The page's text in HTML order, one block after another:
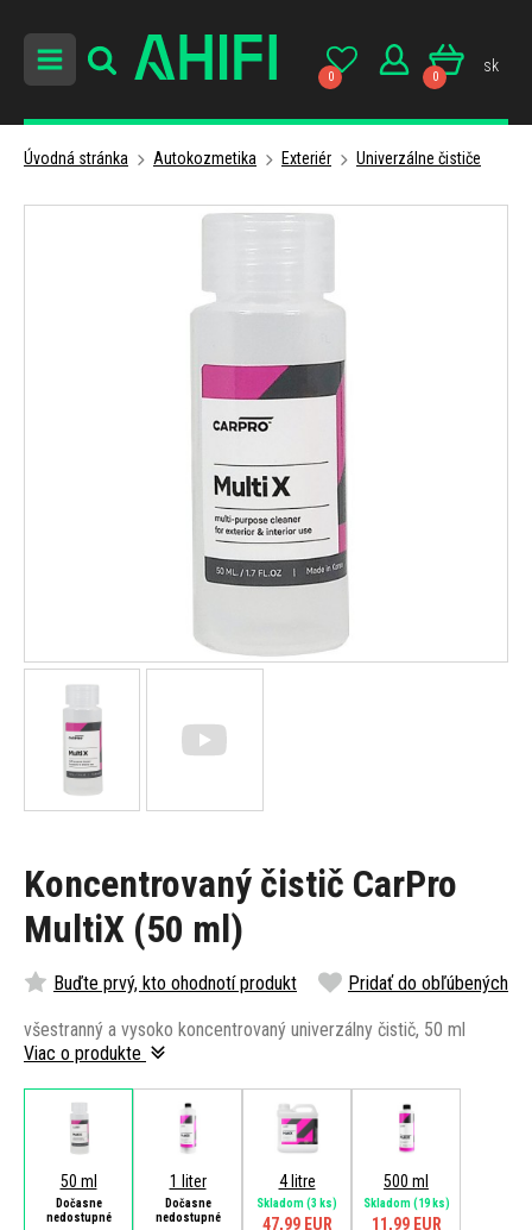
0 0
sk
Úvodná stránka Autokozmetika Exteriér Univerzálne čističe
Koncentrovaný čistič CarPro
MultiX (50 ml)
Buďte prvý, kto ohodnotí produkt Pridať do obľúbených
všestranný a vysoko koncentrovaný univerzálny čistič, 50 ml
Viac o produkte
50 ml
Dočasne
nedostupné
1 liter
Dočasne
nedostupné
4 litre
Skladom(3 ks)
47,99 EUR
500 ml
Skladom(19 ks)
11,99 EUR